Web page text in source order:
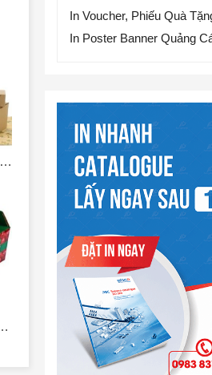
In hộp giấy carton, in thùng carton giá rẻ
quả, trái cây sạch
In Voucher, Phiếu Quà
In Poster Banner Quảng